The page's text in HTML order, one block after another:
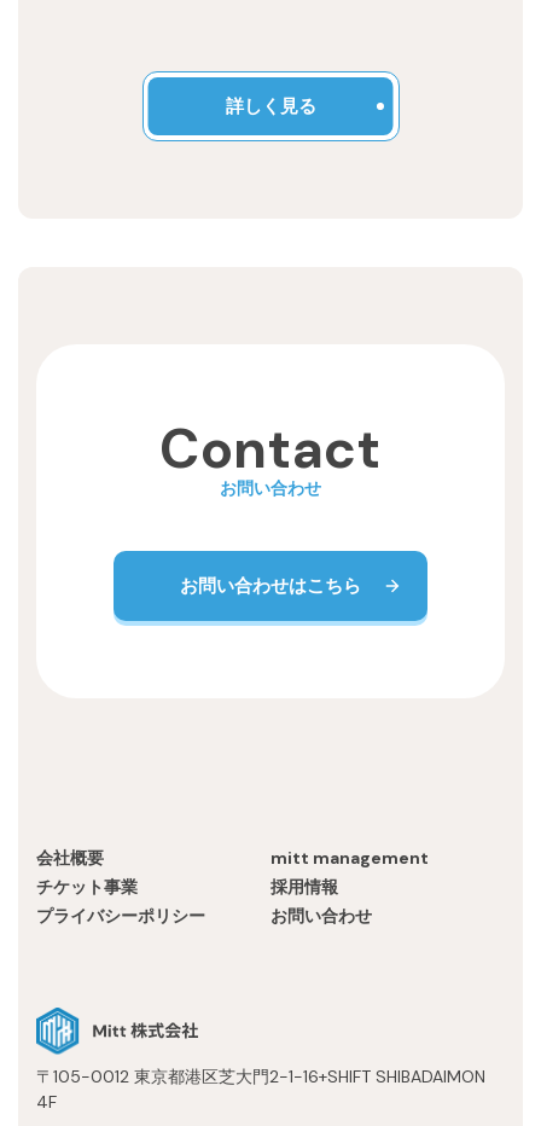
詳しく見る
Contact
お問い合わせ
お問い合わせはこちら
会社概要
mitt management
チケット事業
採用情報
プライバシーポリシー
お問い合わせ
〒105-0012 東京都港区芝大門2-1-16+SHIFT SHIBADAIMON
4F